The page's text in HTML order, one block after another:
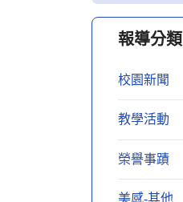
報導分類
校園新聞
教學活動
榮譽事蹟
美感-其他